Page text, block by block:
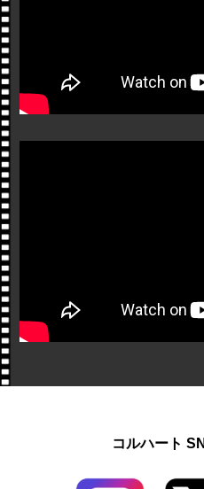
コルハート